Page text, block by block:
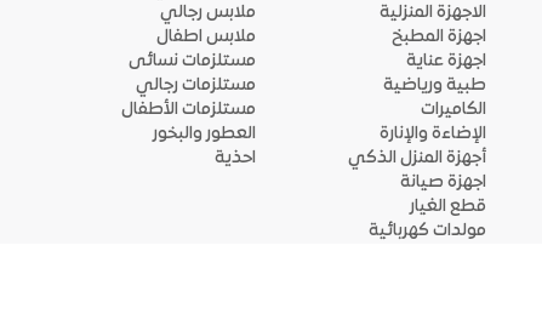
الاجهزة المنزلية
اجهزة المطبخ
اجهزة عناية
طبية ورياضية
الكاميرات
الإضاءة والإنارة
أجهزة المنزل الذكي
اجهزة صيانة
قطع الغيار
مولدات كهربائية
ملابس رجالي
ملابس اطفال
مستلزمات نسائى
مستلزمات رجالي
مستلزمات الأطفال
العطور والبخور
احذية